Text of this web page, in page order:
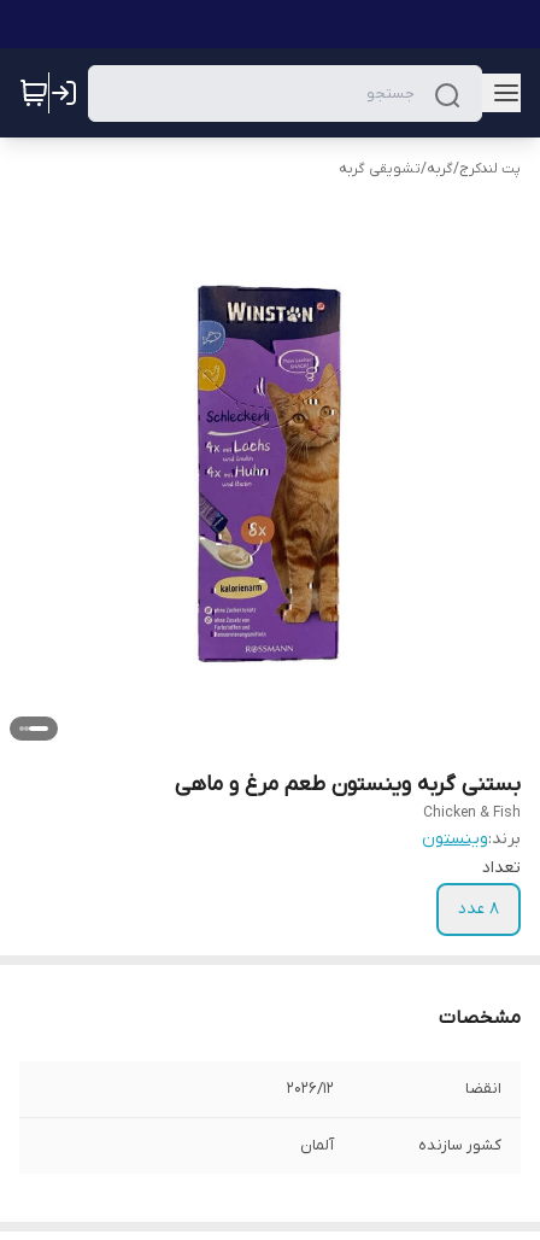
پت لندکرج/گربه/تشویقی گربه
بستنی گربه وینستون طعم مرغ و ماهی
Chicken & Fish
برند:وینستون
تعداد
8 عدد
مشخصات
انقضا 2026/۱۲
کشور سازنده آلمان